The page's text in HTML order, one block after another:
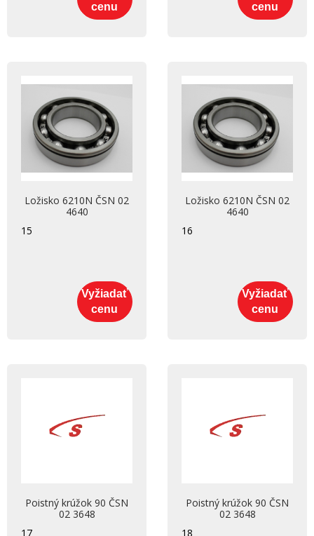
cenu
cenu
Ložisko 6210N ČSN 02
4640
15
Vyžiadať
cenu
Ložisko 6210N ČSN 02
4640
16
Vyžiadať
cenu
Poistný krúžok 90 ČSN
02 3648
17
Poistný krúžok 90 ČSN
02 3648
18